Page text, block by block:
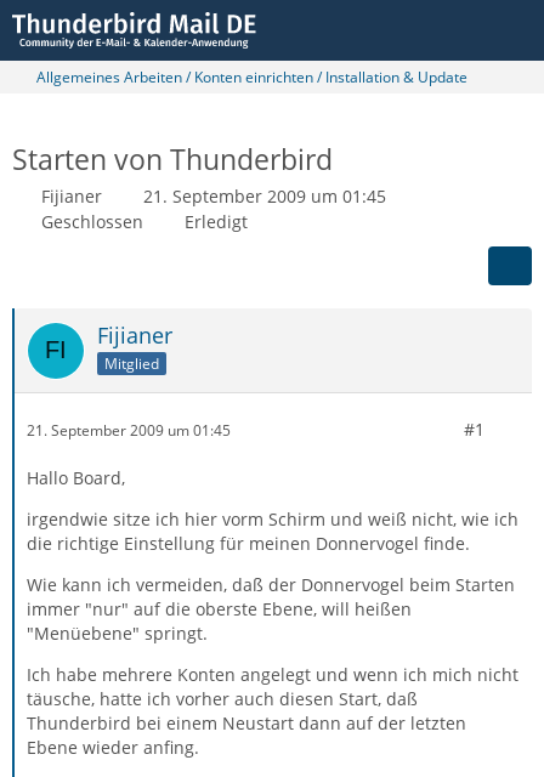
Allgemeines Arbeiten / Konten einrichten / Installation & Update
Starten von Thunderbird
Fijianer
21. September 2009 um 01:45
Geschlossen
Erledigt
Fijianer
Mitglied
21. September 2009 um 01:45 #1
Hallo Board,
irgendwie sitze ich hier vorm Schirm und weiß nicht, wie ich
die richtige Einstellung für meinen Donnervogel finde.
Wie kann ich vermeiden, daß der Donnervogel beim Starten
immer "nur" auf die oberste Ebene, will heißen
"Menüebene" springt.
Ich habe mehrere Konten angelegt und wenn ich mich nicht
täusche, hatte ich vorher auch diesen Start, daß
Thunderbird bei einem Neustart dann auf der letzten
Ebene wieder anfing.